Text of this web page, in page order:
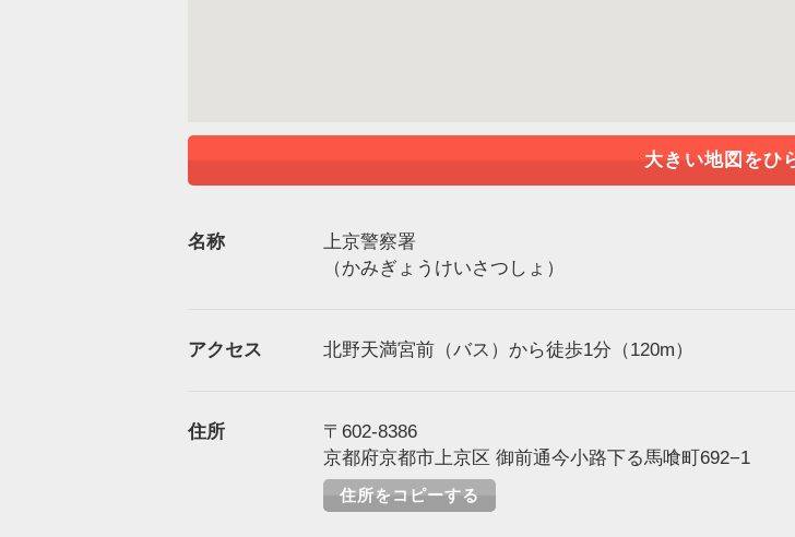
大きい地図をひ
名称
上京警察署
（かみぎょうけいさつしょ）
アクセス 北野天満宮前（バス）から徒歩1分（120m）
住所
〒602-8386
京都府京都市上京区 御前通今小路下る馬喰町692−1
住所をコピーする